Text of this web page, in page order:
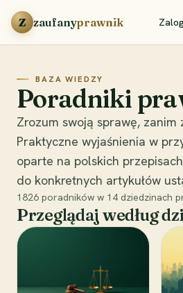
Przejdź do treści
Z zaufanyprawnik
BAZA WIEDZY
Poradniki
Zrozum swoją sprawę, zanim
Praktyczne wyjaśnienia w
oparte na polskich
do konkretnych artykułów
1826 poradników w 14 dziedzinach
Przeglądaj według